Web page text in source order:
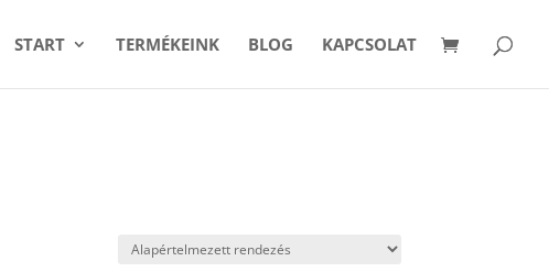
START TERMÉKEINK BLOG KAPCSOLAT